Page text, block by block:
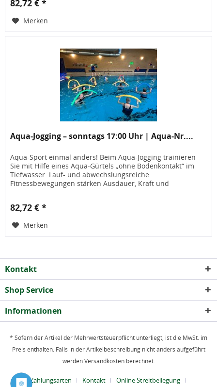
82,72 € *
Merken
Aqua-Jogging – sonntags 17:00 Uhr | Aqua-Nr....
Aqua-Sport einmal anders! Beim Aqua-Jogging trainieren
Sie mit Hilfe eines Aqua-Gürtels „ohne Bodenkontakt“ im
Tiefwasser. Lauf- und abwechslungsreiche
Fitnessbewegungen stärken Ausdauer, Kraft und
82,72 € *
Merken
Kontakt
Shop Service
Informationen
* Sofern der Artikel der Mehrwertsteuerpflicht unterliegt, ist die MwSt. im
Preis enthalten. Falls in der Artikelbeschreibung nicht anders aufgeführt
werden Versandkosten berechnet.
Zahlungsarten Kontakt Online Streitbeilegung